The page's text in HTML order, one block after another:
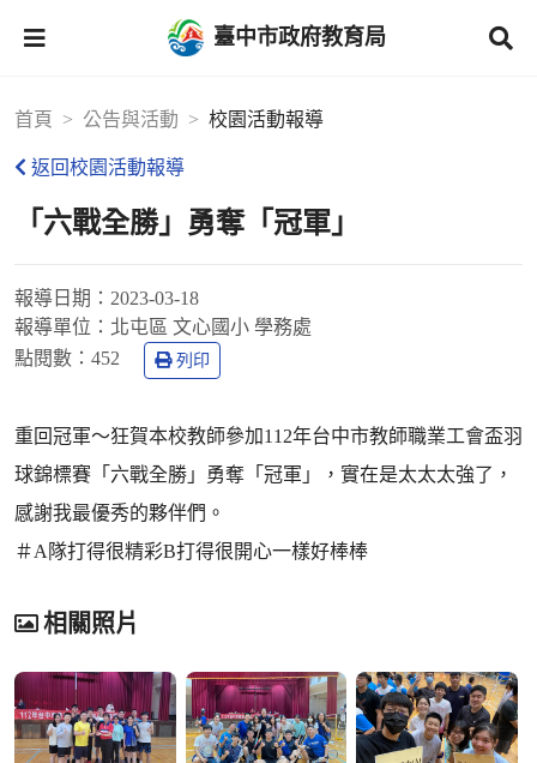
臺中市政府教育局
首頁 公告與活動 校園活動報導
返回校園活動報導
「六戰全勝」勇奪「冠軍」
報導日期： 2023-03-18
報導單位： 北屯區 文心國小 學務處
點閱數： 452 列印
重回冠軍～狂賀本校教師參加112年台中市教師職業工會盃羽
球錦標賽「六戰全勝」勇奪「冠軍」，實在是太太太強了，
感謝我最優秀的夥伴們。
＃A隊打得很精彩B打得很開心一樣好棒棒
相關照片